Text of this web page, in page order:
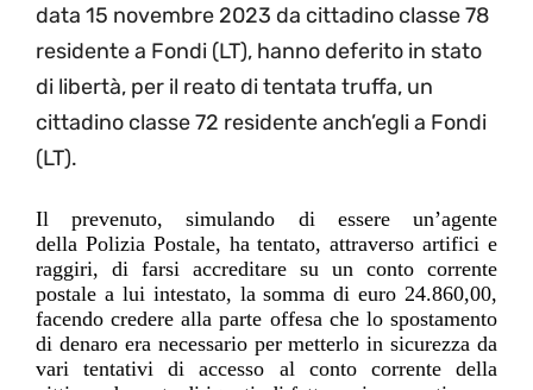
data 15 novembre 2023 da cittadino classe 78
residente a Fondi (LT), hanno deferito in stato
di libertà, per il reato di tentata truffa, un
cittadino classe 72 residente anch’egli a Fondi
(LT).
Il prevenuto,
simulando di essere un’agente
della Polizia Postale, ha tentato, attraverso artifici e
raggiri, di farsi accreditare su un conto corrente
postale a lui intestato, la somma di euro 24.860,00,
facendo credere alla parte offesa che lo spostamento
di denaro era necessario per metterlo in sicurezza da
vari tentativi di accesso al conto corrente della